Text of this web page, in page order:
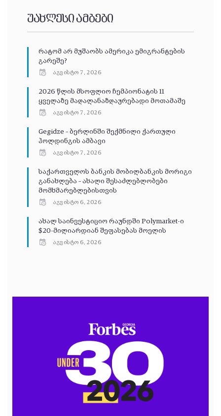
უახლესი ამბები
რატომ არ მუშაობს ამერიკა ემიგრანტების
გარეშე?
აგვისტო 7, 2026
2026 წლის მსოფლიო ჩემპიონატის 11
ყველაზე მაღალანაზღაურებადი მოთამაშე
აგვისტო 7, 2026
Gegidze – ბერლინში შექმნილი ქართული
ჰოლდინგის ამბავი
აგვისტო 7, 2026
საქართველოს ბანკის მობილბანკის მორიგი
განახლება – ახალი შესაძლებლობები
მომხმარებლებისთვის
აგვისტო 6, 2026
ახალ საინვესტიციო რაუნდში Polymarket-ი
$20-მილიარდიან შეფასებას მოელის
აგვისტო 6, 2026